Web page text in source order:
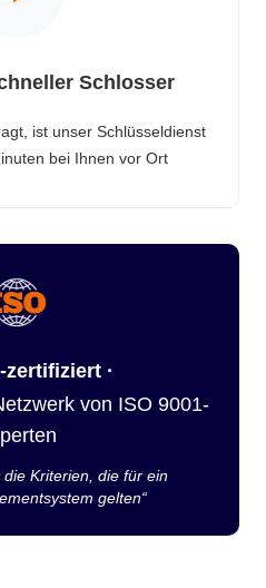
Schlosser
ist unser Schlüsseldienst
bei Ihnen vor Ort
zertifiziert ·
von ISO 9001-
die Kriterien, die für ein
gelten“